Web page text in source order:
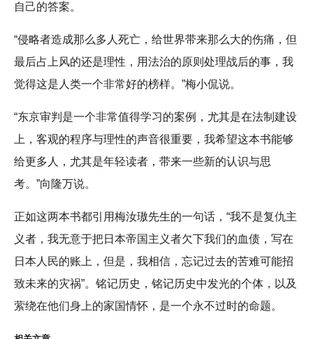
自己的答案。
“侵略者造成那么多人死亡，给世界带来那么大的伤痛，但
最后占上风的还是理性，用法治的原则处理战后的事，我
觉得这是人类一个非常好的榜样。”梅小侃说。
“东京审判是一个非常值得学习的案例，尤其是在法制建设
上，客观的程序与理性的声音很重要，我希望这本书能够
给更多人，尤其是年轻读者，带来一些新的认识与思
考。”向隆万说。
正如这两本书都引用梅汝璈先生的一句话，“我不是复仇主
义者，我无意于把日本帝国主义者欠下我们的血债，写在
日本人民的账上，但是，我相信，忘记过去的苦难可能招
致未来的灾祸”。铭记历史，铭记历史中发光的个体，以及
萦绕在他们身上的家国情怀，是一个永不过时的命题。